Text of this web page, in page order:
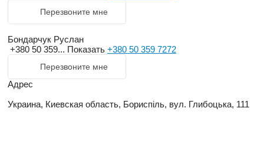
Перезвоните мне
Бондарчук Руслан
+380 50 359... Показать +380 50 359 7272
Перезвоните мне
Адрес
Украина, Киевская область, Бориспіль, вул. Глибоцька, 111